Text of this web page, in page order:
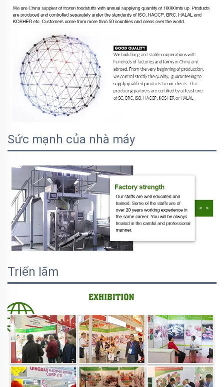
Sức mạnh của nhà máy
Triển lãm